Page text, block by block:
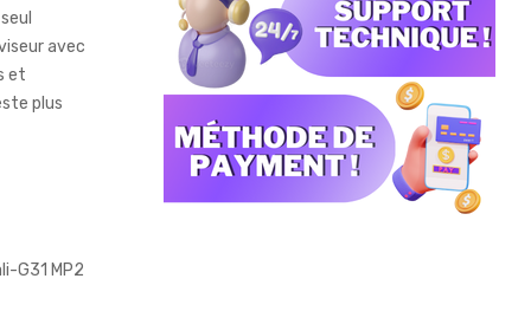
avec
et
plus
G31 MP2